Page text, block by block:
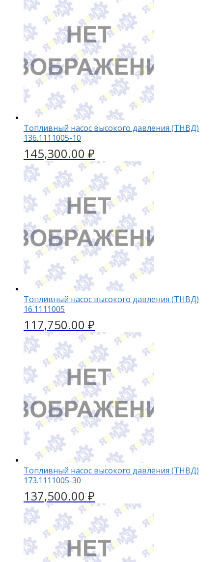
Топливный насос высокого давления (ТНВД)
136.1111005-10
145,300.00 ₽
Топливный насос высокого давления (ТНВД)
16.1111005
117,750.00 ₽
Топливный насос высокого давления (ТНВД)
173.1111005-30
137,500.00 ₽